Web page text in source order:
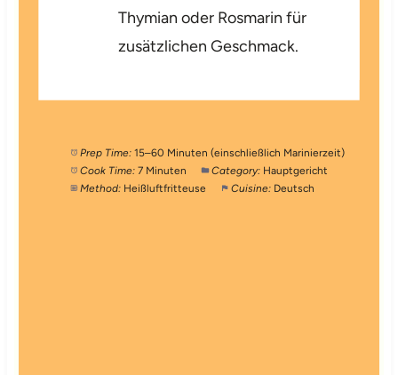
Thymian oder Rosmarin für
zusätzlichen Geschmack.
Prep Time: 15–60 Minuten (einschließlich Marinierzeit)
Cook Time: 7 Minuten Category: Hauptgericht
Method: Heißluftfritteuse Cuisine: Deutsch